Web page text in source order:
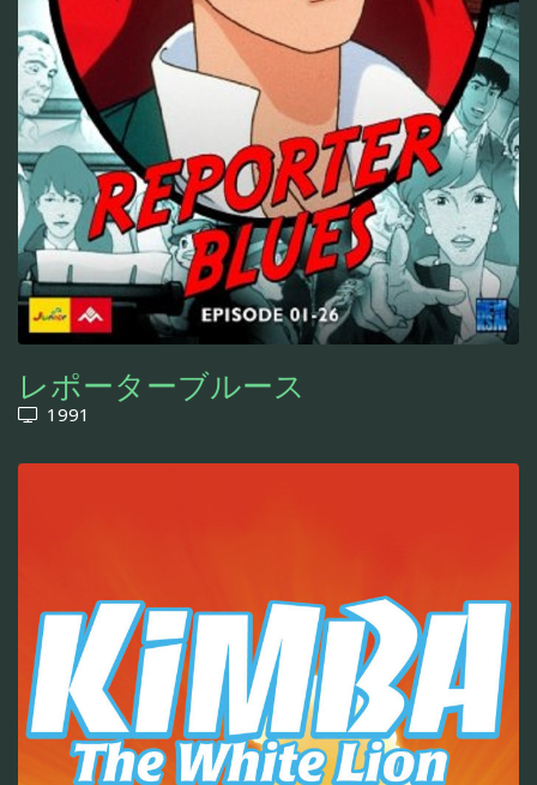
レポーターブルース
1991